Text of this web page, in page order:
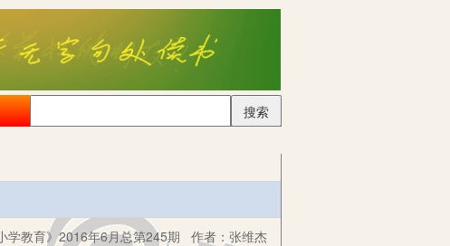
搜索
学教育》2016年6月总第245期 作者： 张维杰